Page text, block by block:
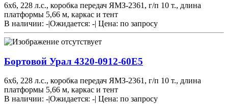
6х6, 228 л.с., коробка передач ЯМЗ-2361, г/п 10 т., длина
платформы 5,66 м, каркас и тент
В наличии: -|Ожидается: -| Цена: по запросу
Бортовой Урал 4320-0912-60Е5
6х6, 228 л.с., коробка передач ЯМЗ-2361, г/п 10 т., длина
платформы 5,66 м, каркас и тент
В наличии: -|Ожидается: -| Цена: по запросу